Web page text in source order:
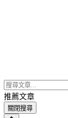
推薦文章
關閉搜尋